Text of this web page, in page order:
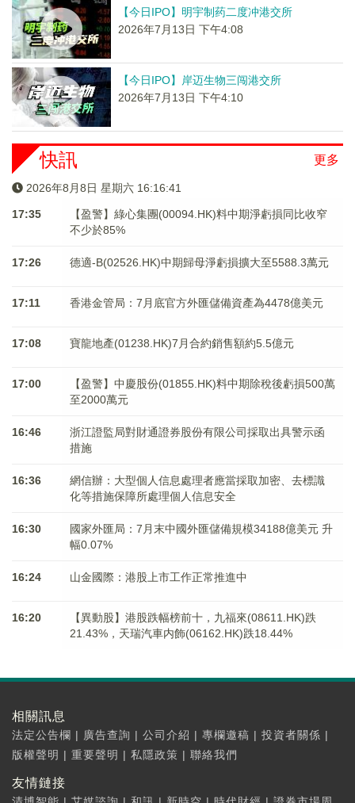
【今日IPO】明宇制药二度冲港交所
2026年7月13日 下午4:08
【今日IPO】岸迈生物三闯港交所
2026年7月13日 下午4:10
更多
快訊
2026年8月8日 星期六 16:16:41
17:35
【盈警】綠心集團(00094.HK)料中期淨虧損同比收窄
不少於85%
17:26 德適-B(02526.HK)中期歸母淨虧損擴大至5588.3萬元
17:11 香港金管局：7月底官方外匯儲備資產為4478億美元
17:08 寶龍地產(01238.HK)7月合約銷售額約5.5億元
17:00
【盈警】中慶股份(01855.HK)料中期除稅後虧損500萬
至2000萬元
16:46
浙江證監局對財通證券股份有限公司採取出具警示函
措施
16:36
網信辦：大型個人信息處理者應當採取加密、去標識
化等措施保障所處理個人信息安全
16:30
國家外匯局：7月末中國外匯儲備規模34188億美元 升
幅0.07%
16:24 山金國際：港股上市工作正常推進中
16:20
【異動股】港股跌幅榜前十，九福來(08611.HK)跌
21.43%，天瑞汽車内飾(06162.HK)跌18.44%
相關訊息
法定公告欄 | 廣告查詢 | 公司介紹 | 專欄邀稿 | 投資者關係 |
版權聲明 | 重要聲明 | 私隱政策 | 聯絡我們
友情鏈接